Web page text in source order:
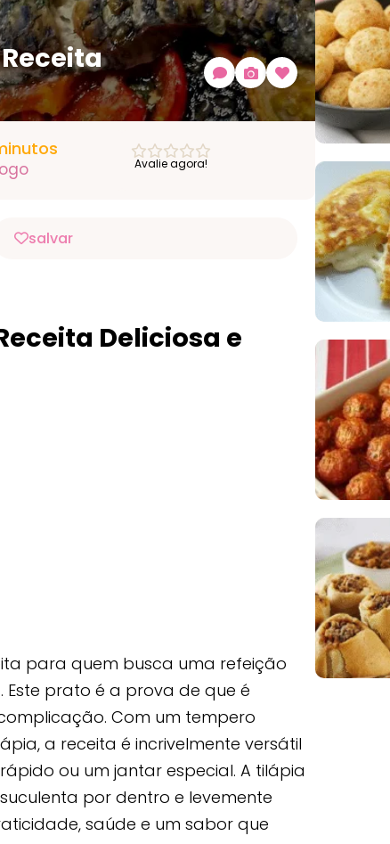
Avalie agora!
salvar
Deliciosa e
para quem busca uma refeição
Este prato é a prova de que é
Com um tempero
a receita é incrivelmente versátil
ou um jantar especial. A tilápia
por dentro e levemente
saúde e um sabor que